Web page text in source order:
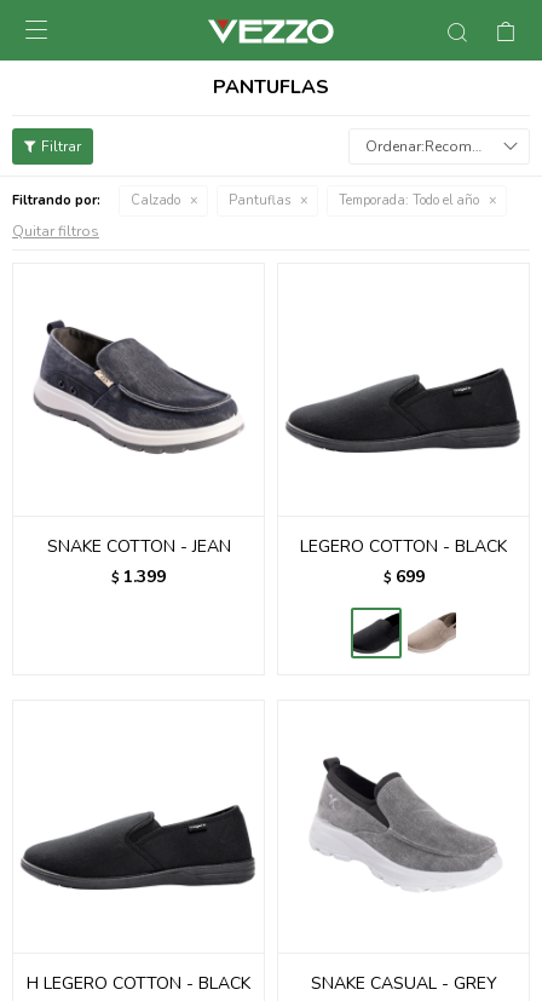

PANTUFLAS
Recomendados
Filtrando por: Calzado Pantuflas Temporada: Todo el año
Quitar filtros
SNAKE COTTON - JEAN
$ 1.399
LEGERO COTTON - BLACK
$ 699
H LEGERO COTTON - BLACK SNAKE CASUAL - GREY